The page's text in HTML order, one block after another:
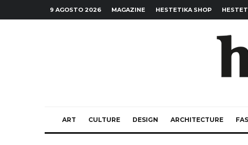
9 AGOSTO 2026 MAGAZINE HESTETIKA SHOP
ART CULTURE DESIGN ARCHITECTURE